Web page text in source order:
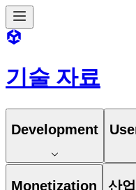
기술 자료
Development
Monetization 산